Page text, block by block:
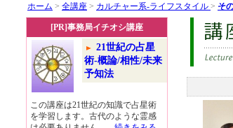
ホーム > 全講座 > カルチャー系-ライフスタイル > そ
[PR]事務局イチオシ講座
21世紀の占星
術-概論/相性/未来
予知法
この講座は21世紀の知識で占星術
を学習します。古代のような霊感